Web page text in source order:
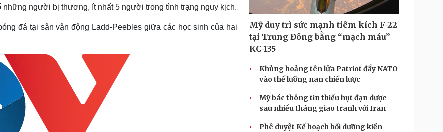
Hậu trường
Vì cộng đồng
Chuyển đổi số
Văn hóa
Văn học
Di sản
Giải trí
Thời trang
Sao Việt
Du lịch
Podcast
Câu chuyện thời sự
Cửa sổ tình yêu
Kể chuyện cho bé
Hạt giống tâm hồn
người bị thương, ít nhất 5 người trong tình trạng nguy kịch.
đá tại sân vận động Ladd-Peebles giữa các học sinh của hai
Mỹ duy trì sức mạnh tiêm kích F-22
tại Trung Đông bằng “mạch máu”
KC-135
Khủng hoảng tên lửa Patriot đẩy NATO
vào thế lưỡng nan chiến lược
Mỹ bác thông tin thiếu hụt đạn dược
sau nhiều tháng giao tranh với Iran
Phê duyệt Kế hoạch bồi dưỡng kiến